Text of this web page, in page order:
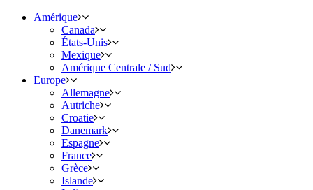
Amérique
Canada
États-Unis
Mexique
Amérique Centrale / Sud
Europe
Allemagne
Autriche
Croatie
Danemark
Espagne
France
Grèce
Islande